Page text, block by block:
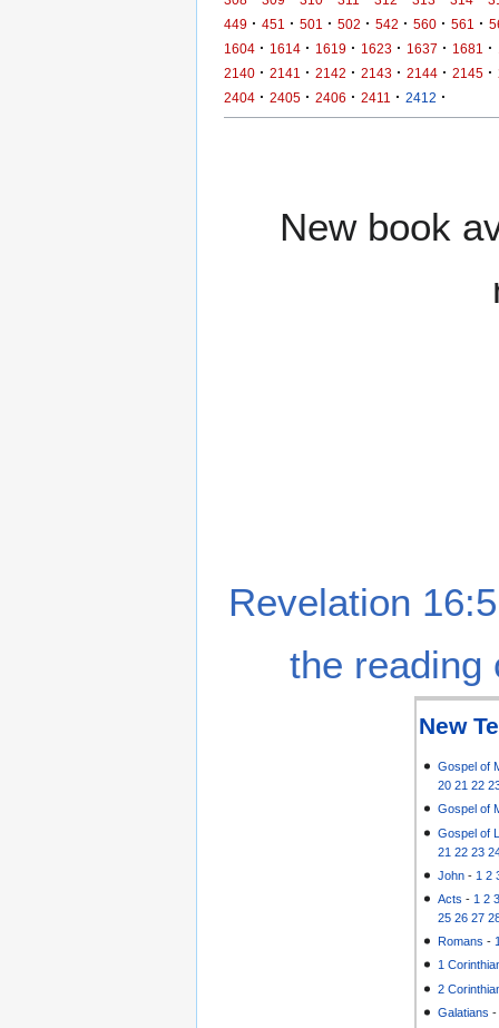
449 · 451 · 501 · 502 · 542 · 560 · 561 ·
1604 · 1614 · 1619 · 1623 · 1637 · 1681 ·
2140 · 2141 · 2142 · 2143 · 2144 · 2145 ·
2404 · 2405 · 2406 · 2411 · 2412 ·
New book
Revelation
the reading
New
Gospel of
20 21 22
Gospel of
Gospel of
21 22 23
John - 1 2
Acts - 1 2
25 26 27
Romans -
1
2
Galatians